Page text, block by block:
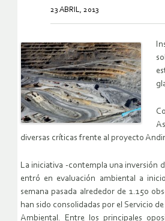
23 ABRIL, 2013
diversas críticas frente al proyecto
La iniciativa -contempla una inversión
entró en evaluación ambiental a
semana pasada alrededor de 1.150
han sido consolidadas por el Servicio
Ambiental. Entre los principales